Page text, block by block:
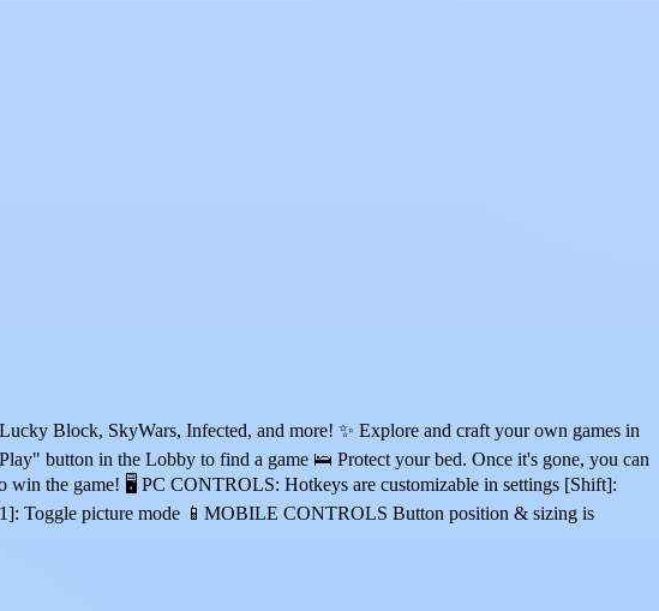
Block, SkyWars, Infected, and more! ✨ Explore and craft your own games in
button in the Lobby to find a game 🛌 Protect your bed. Once it's gone, you can
win the game! 🖥️ PC CONTROLS: Hotkeys are customizable in settings [Shift]:
Toggle picture mode 📱MOBILE CONTROLS Button position & sizing is